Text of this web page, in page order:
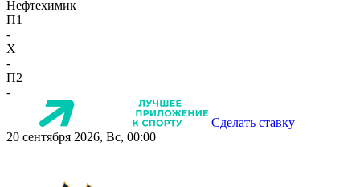
Нефтехимик
П1
-
X
-
П2
-
Сделать ставку
20 сентября 2026, Вс, 00:00